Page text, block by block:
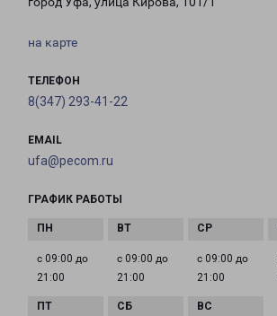
на карте
ТЕЛЕФОН
8(347) 293-41-22
EMAIL
ufa@pecom.ru
ГРАФИК РАБОТЫ
с 09:00 до
21:00
с 09:00 до
21:00
с 09:00 до
21:00